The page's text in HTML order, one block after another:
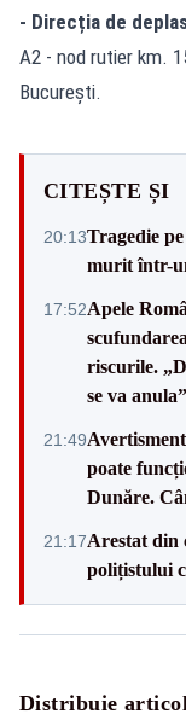
- Direcția de
A2 - nod rutier km.
București.
CITEȘTE ȘI
20:13Tragedie
murit într-
17:52Apele
riscurile.
se va anula”
21:49
poate
Dunăre.
21:17Arestat din
polițistului
Distribuie